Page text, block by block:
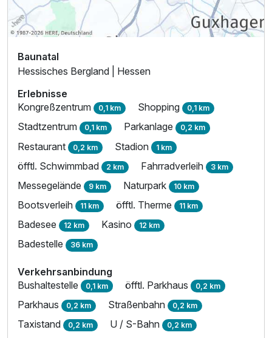
Ausstattung
Zusatznächte
Für 3 Tage p.P. ab
Suite/n
2 Erwachsene
Baunatal
Hessisches Bergland | Hessen
Erlebnisse
Kongreßzentrum 0,1 km Shopping 0,1 km
Stadtzentrum 0,1 km Parkanlage 0,2 km
Restaurant 0,2 km Stadion 1 km
öfftl. Schwimmbad 2 km Fahrradverleih 3 km
Messegelände 9 km Naturpark 10 km
Bootsverleih 11 km öfftl. Therme 11 km
Badesee 12 km Kasino 12 km
Badestelle 36 km
Verkehrsanbindung
Bushaltestelle 0,1 km öfftl. Parkhaus 0,2 km
Parkhaus 0,2 km Straßenbahn 0,2 km
Taxistand 0,2 km U / S-Bahn 0,2 km